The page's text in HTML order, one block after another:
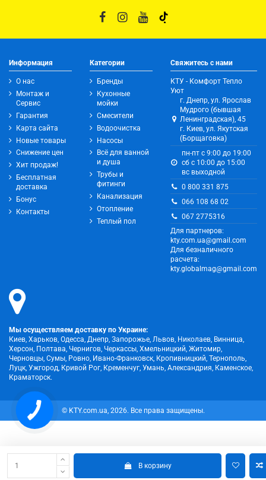
В корзину
Информация
О нас
Монтаж и
Сервис
Гарантия
Карта сайта
Новые товары
Снижение цен
Хит продаж!
Бесплатная
доставка
Бонус
Контакты
Категории
Бренды
Кухонные
мойки
Смесители
Водоочистка
Насосы
Всё для ванной
и душа
Трубы и
фитинги
Канализация
Отопление
Теплый пол
Свяжитесь с нами
КТУ - Комфорт Тепло
Уют
г. Днепр, ул. Ярослав
Мудрого (бывшая
Ленинградская), 45
г. Киев, ул. Якутская
(Борщаговка)
пн-пт с 9:00 до 19:00
сб с 10:00 до 15:00
вс выходной
0 800 331 875
066 108 68 02
067 2775316
Для партнеров:
kty.com.ua@gmail.com
Для безналичного
расчета:
kty.globalmag@gmail.com
Мы осуществляем доставку по Украине:
Киев, Харьков, Одесса, Днепр, Запорожье, Львов, Николаев, Винница,
Херсон, Полтава, Чернигов, Черкассы, Хмельницкий, Житомир,
Черновцы, Сумы, Ровно, Ивано-Франковск, Кропивницкий, Тернополь,
Луцк, Ужгород, Кривой Рог, Кременчуг, Умань, Александрия, Каменское,
Краматорск.
© KTY.com.ua, 2026. Все права защищены.